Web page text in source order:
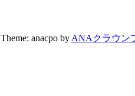
Theme: anacpo by ANAクラウン